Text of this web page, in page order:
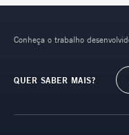
Conheça o trabalho
QUER SABER MAIS?